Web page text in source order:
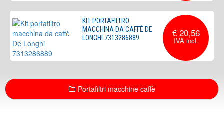
KIT PORTAFILTRO
MACCHINA DA CAFFÈ DE
LONGHI 7313286889
€ 20,56
Portafiltri macchine caffè